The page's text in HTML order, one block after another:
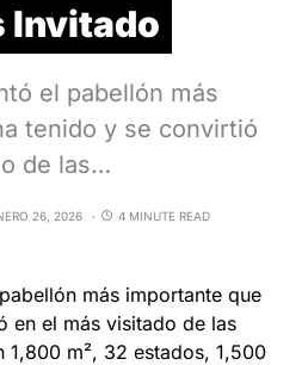
Invitado
el pabellón más
tenido y se convirtió
de las…
26, 2026 4 MINUTE READ
más importante que
en el más visitado de las
1,800 m², 32 estados, 1,500